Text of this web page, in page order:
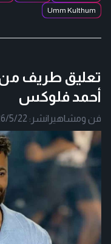
Umm Kulthum
تعليق طريف من
أحمد فلوكس
فن ومشاهير |نشر: 5/22